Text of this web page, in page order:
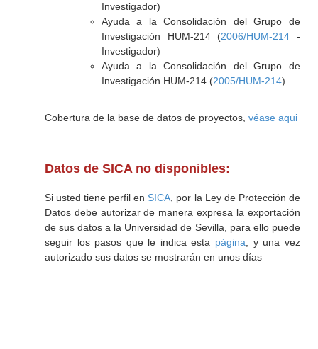
Investigador)
Ayuda a la Consolidación del Grupo de
Investigación HUM-214 (2006/HUM-214 -
Investigador)
Ayuda a la Consolidación del Grupo de
Investigación HUM-214 (2005/HUM-214)
Cobertura de la base de datos de proyectos, véase aqui
Datos de SICA no disponibles:
Si usted tiene perfil en SICA , por la Ley de Protección de
Datos debe autorizar de manera expresa la exportación
de sus datos a la Universidad de Sevilla, para ello puede
seguir los pasos que le indica esta página , y una vez
autorizado sus datos se mostrarán en unos días